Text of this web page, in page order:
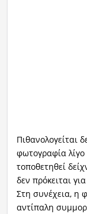
Πιθανολογείται
φωτογραφία λίγο
τοποθετηθεί
δεν πρόκειται
Στη συνέχεια, η
αντίπαλη